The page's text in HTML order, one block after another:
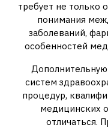
требует не только
понимания
заболеваний,
особенностей
Дополнительную
систем
процедур,
медицинских
отличаться.